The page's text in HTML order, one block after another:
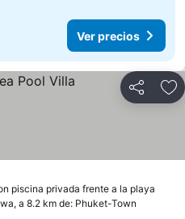
Ver precios
Compartir
piscina privada frente a la playa
a 8.2 km de: Phuket-Town